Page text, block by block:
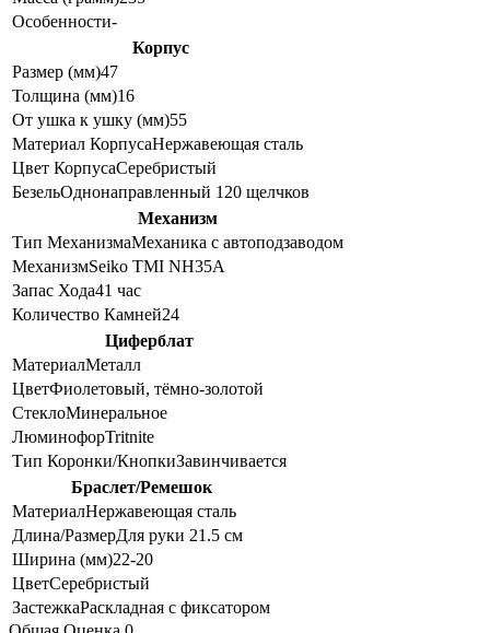
Особенности-
Корпус
Размер (мм)47
Толщина (мм)16
От ушка к ушку (мм)55
Материал КорпусаНержавеющая сталь
Цвет КорпусаСеребристый
БезельОднонаправленный 120 щелчков
Механизм
Тип МеханизмаМеханика с автоподзаводом
МеханизмSeiko TMI NH35A
Запас Хода41 час
Количество Камней24
Циферблат
МатериалМеталл
ЦветФиолетовый, тёмно-золотой
СтеклоМинеральное
ЛюминофорTritnite
Тип Коронки/КнопкиЗавинчивается
Браслет/Ремешок
МатериалНержавеющая сталь
Длина/РазмерДля руки 21.5 см
Ширина (мм)22-20
ЦветСеребристый
ЗастежкаРаскладная с фиксатором